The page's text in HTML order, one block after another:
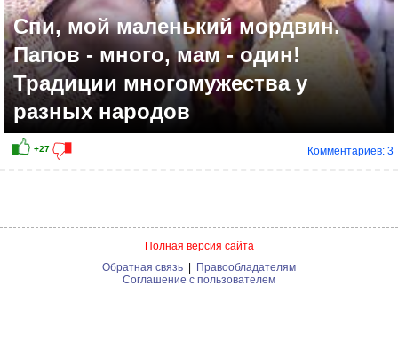
Спи, мой маленький мордвин.
Папов - много, мам - один!
Традиции многомужества у
разных народов
Комментариев: 3
Полная версия сайта
Обратная связь | Правообладателям
Соглашение с пользователем